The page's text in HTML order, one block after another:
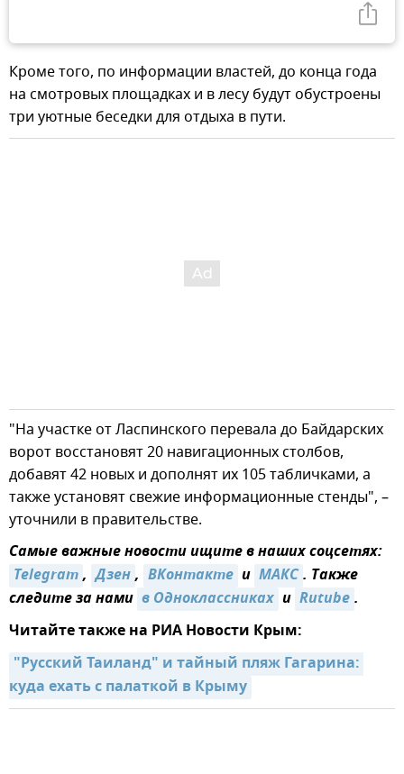
Кроме того, по информации властей, до конца года
на смотровых площадках и в лесу будут обустроены
три уютные беседки для отдыха в пути.
"На участке от Ласпинского перевала до Байдарских
ворот восстановят 20 навигационных столбов,
добавят 42 новых и дополнят их 105 табличками, а
также установят свежие информационные стенды", –
уточнили в правительстве.
Самые важные новости ищите в наших соцсетях:
Telegram, Дзен, ВКонтакте и МАКС. Также
следите за нами в Одноклассниках и Rutube.
Читайте также на РИА Новости Крым:
"Русский Таиланд" и тайный пляж Гагарина:
куда ехать с палаткой в Крыму